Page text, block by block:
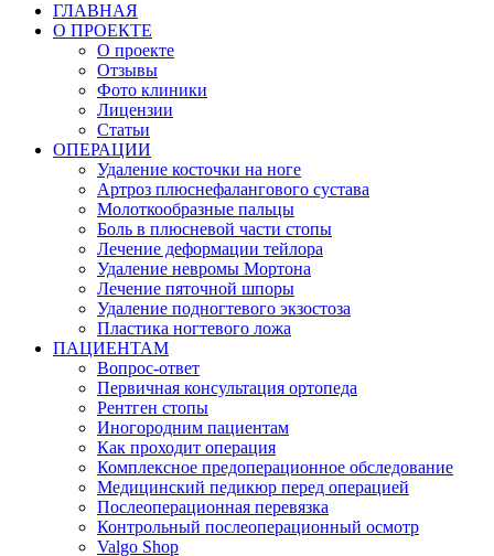
ГЛАВНАЯ
О ПРОЕКТЕ
О проекте
Отзывы
Фото клиники
Лицензии
Статьи
ОПЕРАЦИИ
Удаление косточки на ноге
Артроз плюснефалангового сустава
Молоткообразные пальцы
Боль в плюсневой части стопы
Лечение деформации тейлора
Удаление невромы Мортона
Лечение пяточной шпоры
Удаление подногтевого экзостоза
Пластика ногтевого ложа
ПАЦИЕНТАМ
Вопрос-ответ
Первичная консультация ортопеда
Рентген стопы
Иногородним пациентам
Как проходит операция
Комплексное предоперационное обследование
Медицинский педикюр перед операцией
Послеоперационная перевязка
Контрольный послеоперационный осмотр
Valgo Shop